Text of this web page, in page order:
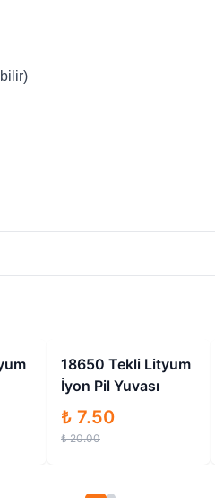
İndirimli
18650 Tekli Lityum
İyon Pil Yuvası
₺ 7.50
₺ 20.00